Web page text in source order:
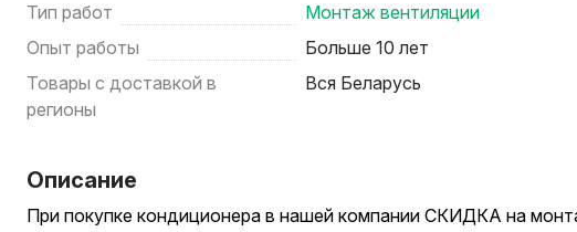
Тип работ
Монтаж вентиляции
Опыт работы
Больше 10 лет
Товары с доставкой в
регионы
Вся Беларусь
Описание
При покупке кондиционера в нашей компании СКИДКА на